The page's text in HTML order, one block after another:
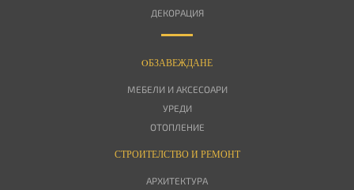
ДЕКОРАЦИЯ
OБЗАВЕЖДАНЕ
МЕБЕЛИ И АКСЕСОАРИ
УРЕДИ
ОТОПЛЕНИЕ
СТРОИТЕЛСТВО И РЕМОНТ
АРХИТЕКТУРА